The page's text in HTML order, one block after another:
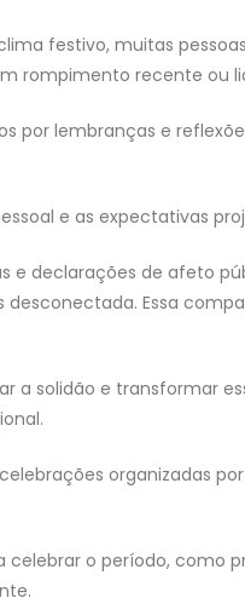
festivo, muitas
rompimento recente ou
por lembranças e
e as expectativas
e declarações de afeto
Essa
a solidão e transformar
organizadas
celebrar o período,